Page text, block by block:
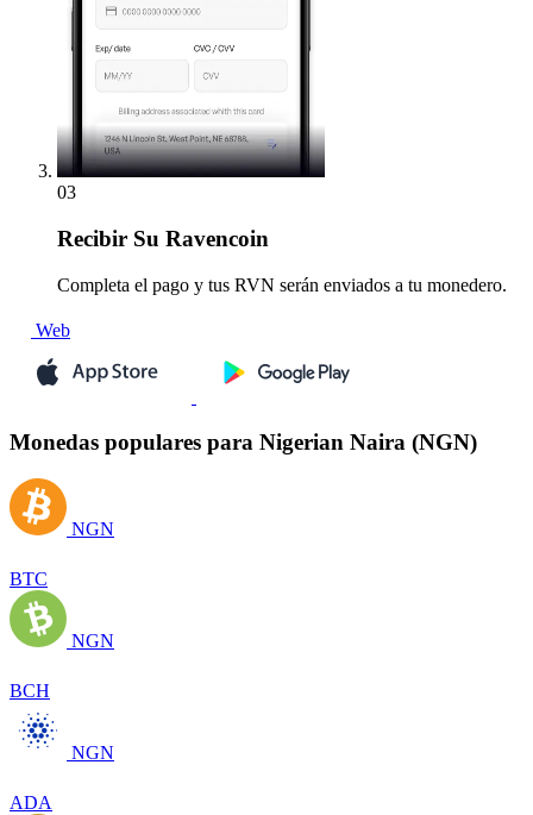
03
Recibir Su Ravencoin
Completa el pago y tus RVN serán enviados a tu monedero.
Web
Monedas populares para Nigerian Naira (NGN)
NGN
BTC
NGN
BCH
NGN
ADA